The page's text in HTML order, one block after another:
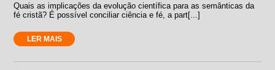
Quais as implicações da evolução científica para as semânticas da
fé cristã? É possível conciliar ciência e fé, a part[...]
LER MAIS